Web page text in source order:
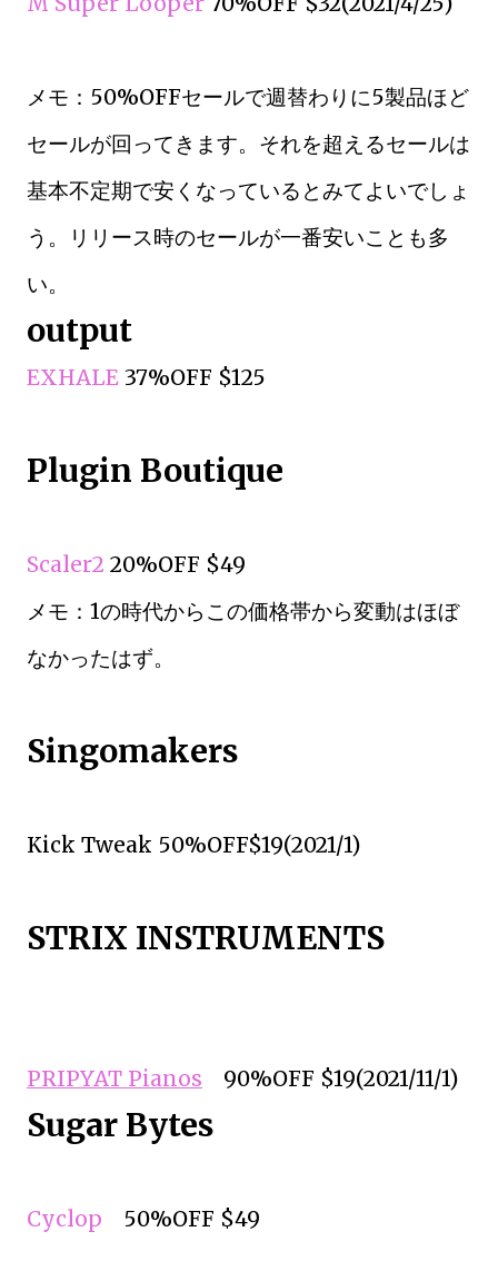
メモ：50%OFFセールで週替わりに5製品ほど
セールが回ってきます。それを超えるセールは
基本不定期で安くなっているとみてよいでしょ
う。リリース時のセールが一番安いことも多
い。
output
EXHALE 37%OFF $125
Plugin Boutique
Scaler2 20%OFF $49
メモ：1の時代からこの価格帯から変動はほぼ
なかったはず。
Singomakers
Kick Tweak 50%OFF$19(2021/1)
STRIX INSTRUMENTS
PRIPYAT Pianos 90%OFF $19(2021/11/1)
Sugar Bytes
Cyclop 50%OFF $49